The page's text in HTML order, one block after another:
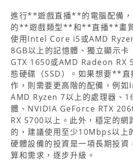
進行**遊戲直播**的電腦配備
的**遊戲類型**和**直播**畫
使用Intel Core i5或AMD
8GB以上的記憶體、獨立顯示
GTX 1650或AMD Radeon RX
態硬碟（SSD）。如果想要**
作，則需要更高階的配備，例
AMD Ryzen 7以上的處理器、
體、NVIDIA GeForce RTX
RX 5700以上。此外，穩定的網
的，建議使用至少10Mbps以上
硬體設備的投資是一項長期投資
算和需求，逐步升級。